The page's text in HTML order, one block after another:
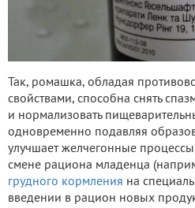
Так, ромашка, обладая
свойствами, способна снять
и нормализовать
одновременно подавляя
улучшает желчегонные
смене рациона младенца
грудного кормления на
введении в рацион новых